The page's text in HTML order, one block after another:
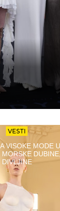
VESTI
VISOKE MODE
DIVLJINE